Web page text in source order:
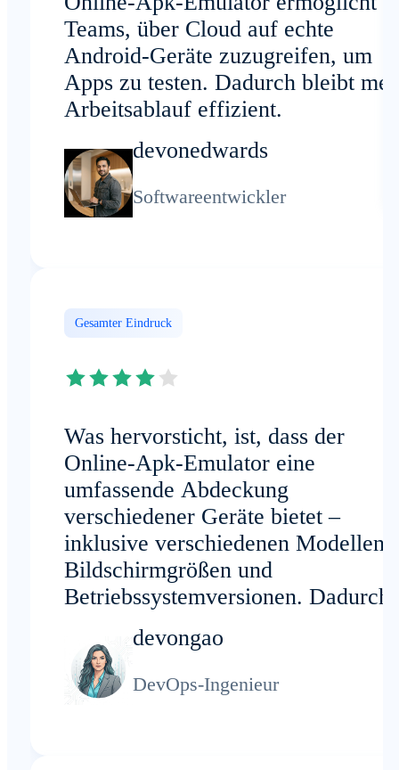
Teams, über Cloud auf echte
Android-Geräte zuzugreifen, um
Apps zu testen. Dadurch bleibt
Arbeitsablauf effizient.
devonedwards
Softwareentwickler
Gesamter Eindruck
Was hervorsticht, ist, dass der
Online-Apk-Emulator eine
umfassende Abdeckung
verschiedener Geräte bietet –
inklusive verschiedenen Modellen,
Bildschirmgrößen und
Betriebssystemversionen. Dadurch
spare ich jede Woche mehrere
Stunden.devongao
DevOps-Ingenieur